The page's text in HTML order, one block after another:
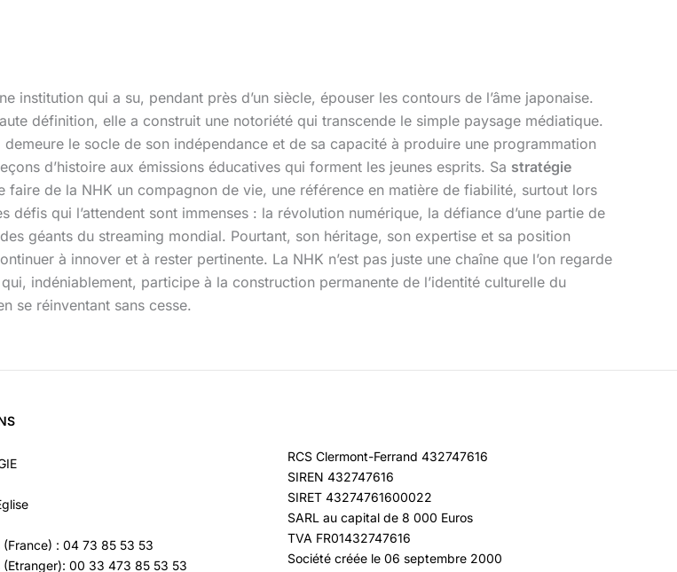
institution qui a su, pendant près d’un siècle, épouser les contours de l’âme japonaise.
définition, elle a construit une notoriété qui transcende le simple paysage médiatique.
le socle de son indépendance et de sa capacité à produire une programmation
d’histoire aux émissions éducatives qui forment les jeunes esprits. Sa stratégie
faire de la NHK un compagnon de vie, une référence en matière de fiabilité, surtout lors
qui l’attendent sont immenses : la révolution numérique, la défiance d’une partie de
géants du streaming mondial. Pourtant, son héritage, son expertise et sa position
à innover et à rester pertinente. La NHK n’est pas juste une chaîne que l’on regarde
indéniablement, participe à la construction permanente de l’identité culturelle du
se réinventant sans cesse.
: 04 73 85 53 53
00 33 473 85 53 53
RCS Clermont-Ferrand 432747616
SIREN 432747616
SIRET 43274761600022
SARL au capital de 8 000 Euros
TVA FR01432747616
Société créée le 06 septembre 2000